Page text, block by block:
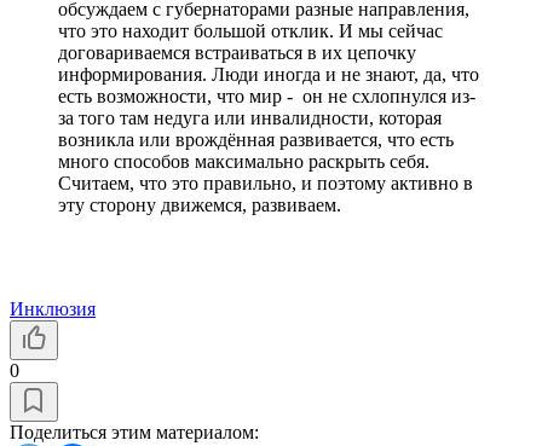
обсуждаем с губернаторами разные направления,
что это находит большой отклик. И мы сейчас
договариваемся встраиваться в их цепочку
информирования. Люди иногда и не знают, да, что
есть возможности, что мир - он не схлопнулся из-
за того там недуга или инвалидности, которая
возникла или врождённая развивается, что есть
много способов максимально раскрыть себя.
Считаем, что это правильно, и поэтому активно в
эту сторону движемся, развиваем.
Инклюзия
0
Поделиться этим материалом: